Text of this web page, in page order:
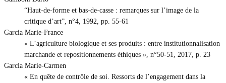
“Haut-de-forme et bas-de-casse : remarques sur l’image de la
critique d’art”, n°4, 1992, pp. 55-61
Garcia Marie-France
« L’agriculture biologique et ses produits : entre institutionnalisation
marchande et repositionnements éthiques », n°50-51, 2017, p. 23
Garcia Marie-Carmen
« En quête de contrôle de soi. Ressorts de l’engagement dans la